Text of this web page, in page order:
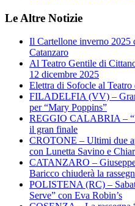
Le Altre Notizie
Il Cartellone inverno 2025
Catanzaro
Al Teatro Gentile di
12 dicembre 2025
Elettra di Sofocle al
FILADELFIA (VV) –
per “Mary Poppins”
REGGIO CALABRIA –
il gran finale
CROTONE – Ultimi due
con Lunetta Savino e
CATANZARO –
Baricco chiuderà la
POLISTENA (RC) –
Serve” con Eva Robin’s